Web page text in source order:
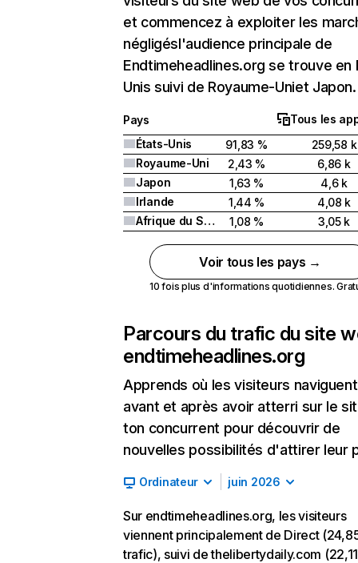
et commencez à exploiter les
négligésl'audience principale de
Endtimeheadlines.org se trouve en
Unis suivi de Royaume-Uniet Japon.
Pays
Tous les
États-Unis
91,83 %
259,58 k
Royaume-Uni
2,43 %
6,86 k
Japon
1,63 %
4,6 k
Irlande
1,44 %
4,08 k
Afrique du Sud
1,08 % 3,05 k
Voir tous les pays →
10 fois plus d'informations quotidiennes.
Parcours du trafic du site
endtimeheadlines.org
Apprends où les visiteurs naviguent
avant et après avoir atterri sur le
ton concurrent pour découvrir de
nouvelles possibilités d'attirer leur
Ordinateur juin 2026
Sur endtimeheadlines.org, les visiteurs
viennent principalement de Direct
trafic), suivi de thelibertydaily.com